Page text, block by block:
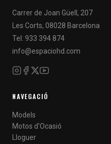
Carrer de Joan Güell, 207
Les Corts, 08028 Barcelona
Tel: 933 394 874
info@espaciohd.com
NAVEGACIÓ
Models
Motos d'Ocasió
Lloguer